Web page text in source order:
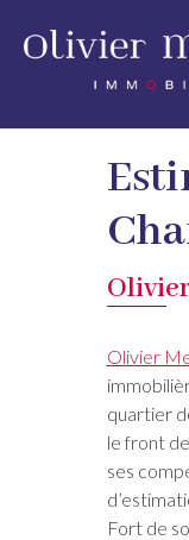
Olivier
quartier
le front
ses
Fort de